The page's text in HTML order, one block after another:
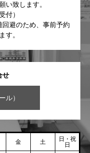
せ
ル）
い致します。
付）
避のため、事前予約
す。
金 土
日・祝
日